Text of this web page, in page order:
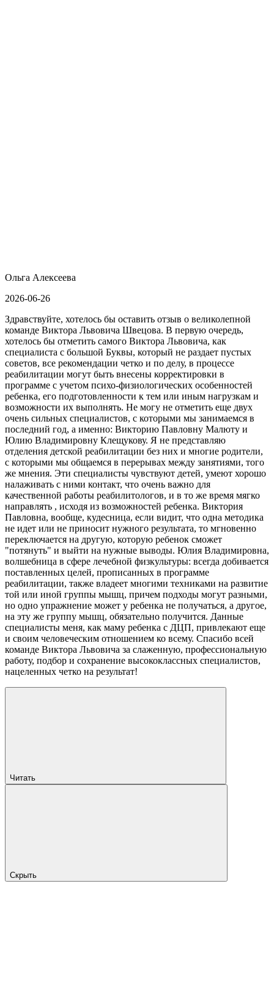
Ольга Алексеева
2026-06-26
Здравствуйте, хотелось бы оставить отзыв о великолепной
команде Виктора Львовича Швецова. В первую очередь,
хотелось бы отметить самого Виктора Львовича, как
специалиста с большой Буквы, который не раздает пустых
советов, все рекомендации четко и по делу, в процессе
реабилитации могут быть внесены корректировки в
программе с учетом психо-физиологических особенностей
ребенка, его подготовленности к тем или иным нагрузкам и
возможности их выполнять. Не могу не отметить еще двух
очень сильных специалистов, с которыми мы занимаемся в
последний год, а именно: Викторию Павловну Малюту и
Юлию Владимировну Клещукову. Я не представляю
отделения детской реабилитации без них и многие родители,
с которыми мы общаемся в перерывах между занятиями, того
же мнения. Эти специалисты чувствуют детей, умеют хорошо
налаживать с ними контакт, что очень важно для
качественной работы реабилитологов, и в то же время мягко
направлять , исходя из возможностей ребенка. Виктория
Павловна, вообще, кудесница, если видит, что одна методика
не идет или не приносит нужного результата, то мгновенно
переключается на другую, которую ребенок сможет
"потянуть" и выйти на нужные выводы. Юлия Владимировна,
волшебница в сфере лечебной физкультуры: всегда добивается
поставленных целей, прописанных в программе
реабилитации, также владеет многими техниками на развитие
той или иной группы мышц, причем подходы могут разными,
но одно упражнение может у ребенка не получаться, а другое,
на эту же группу мышц, обязательно получится. Данные
специалисты меня, как маму ребенка с ДЦП, привлекают еще
и своим человеческим отношением ко всему. Спасибо всей
команде Виктора Львовича за слаженную, профессиональную
работу, подбор и сохранение высококлассных специалистов,
нацеленных четко на результат!
Читать
Скрыть